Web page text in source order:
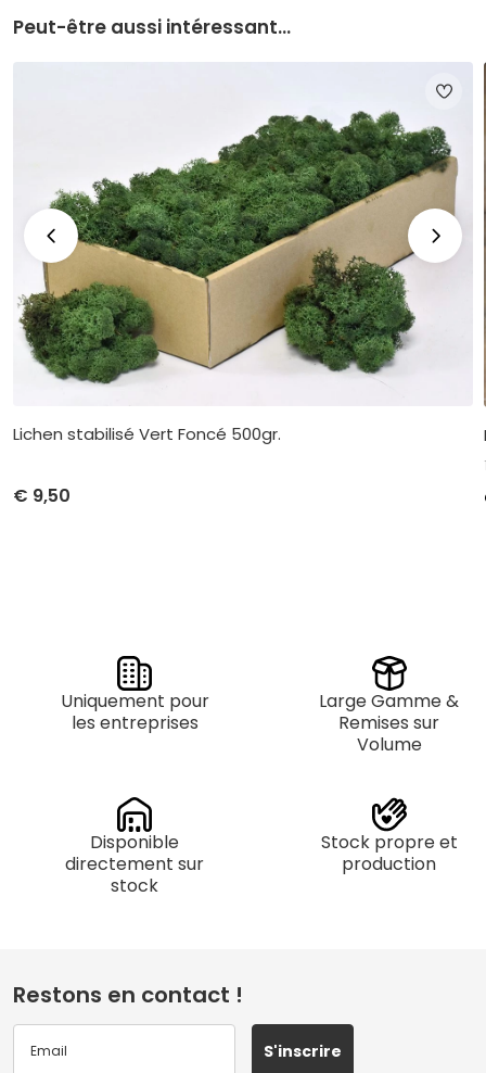
Peut-être aussi intéressant...
Lichen stabilisé Vert Foncé 500gr.
€ 9,50
Uniquement pour
les entreprises
Large Gamme &
Remises sur
Volume
Disponible
directement sur
stock
Stock propre et
production
Restons en contact !
S'inscrire